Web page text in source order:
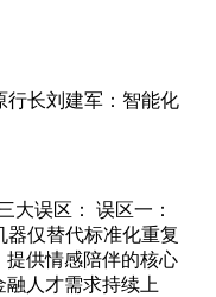
行长刘建军：智能化
大误区： 误区一：
仅替代标准化重复
提供情感陪伴的核心
人才需求持续上